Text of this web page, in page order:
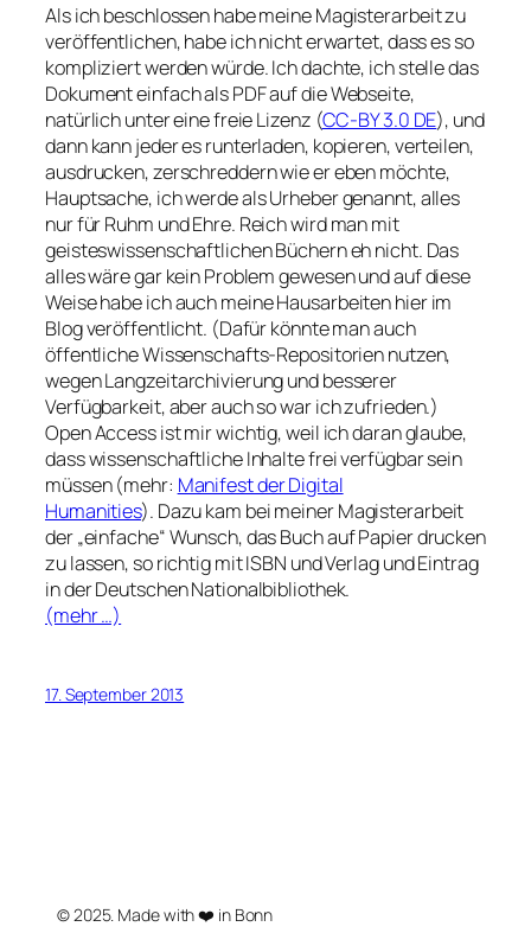
Als ich beschlossen habe meine Magisterarbeit zu
veröffentlichen, habe ich nicht erwartet, dass es so
kompliziert werden würde. Ich dachte, ich stelle das
Dokument einfach als PDF auf die Webseite,
natürlich unter eine freie Lizenz (CC-BY 3.0 DE), und
dann kann jeder es runterladen, kopieren, verteilen,
ausdrucken, zerschreddern wie er eben möchte,
Hauptsache, ich werde als Urheber genannt, alles
nur für Ruhm und Ehre. Reich wird man mit
geisteswissenschaftlichen Büchern eh nicht. Das
alles wäre gar kein Problem gewesen und auf diese
Weise habe ich auch meine Hausarbeiten hier im
Blog veröffentlicht. (Dafür könnte man auch
öffentliche Wissenschafts-Repositorien nutzen,
wegen Langzeitarchivierung und besserer
Verfügbarkeit, aber auch so war ich zufrieden.)
Open Access ist mir wichtig, weil ich daran glaube,
dass wissenschaftliche Inhalte frei verfügbar sein
müssen (mehr: Manifest der Digital
Humanities). Dazu kam bei meiner Magisterarbeit
der „einfache“ Wunsch, das Buch auf Papier drucken
zu lassen, so richtig mit ISBN und Verlag und Eintrag
in der Deutschen Nationalbibliothek.
(mehr …)
17. September 2013
© 2025. Made with ❤️ in Bonn